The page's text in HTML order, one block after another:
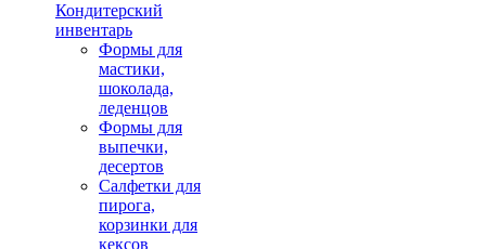
Кондитерский
инвентарь
Формы для
мастики,
шоколада,
леденцов
Формы для
выпечки,
десертов
Салфетки для
пирога,
корзинки для
кексов